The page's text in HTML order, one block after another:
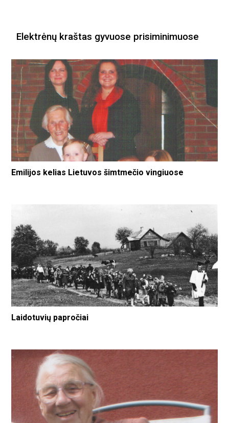
Elektrėnų kraštas gyvuose prisiminimuose
Emilijos kelias Lietuvos šimtmečio vingiuose
Laidotuvių papročiai